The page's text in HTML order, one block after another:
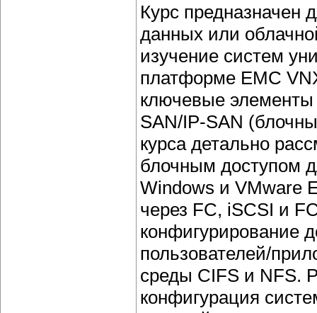
Курс предназначен
данных или
изучение систем
платформе EMC
ключевые элементы
SAN/IP-SAN
курса детально
блочным доступом
Windows и VMware
через FC, iSCSI и
конфигурирование
пользователей/
среды CIFS и NFS.
конфигурация